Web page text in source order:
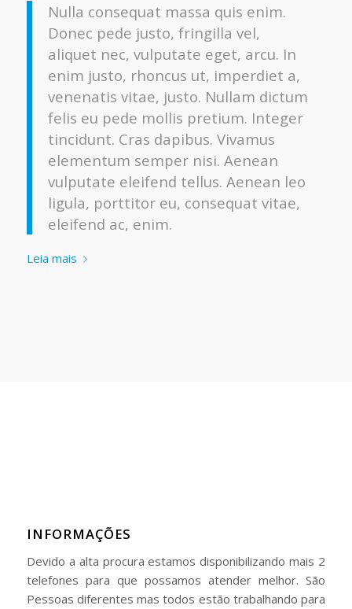
Nulla consequat massa quis enim.
Donec pede justo, fringilla vel,
aliquet nec, vulputate eget, arcu. In
enim justo, rhoncus ut, imperdiet a,
venenatis vitae, justo. Nullam dictum
felis eu pede mollis pretium. Integer
tincidunt. Cras dapibus. Vivamus
elementum semper nisi. Aenean
vulputate eleifend tellus. Aenean leo
ligula, porttitor eu, consequat vitae,
eleifend ac, enim.
Leia mais
INFORMAÇÕES
Devido a alta procura estamos disponibilizando mais 2
telefones para que possamos atender melhor. São
Pessoas diferentes mas todos estão trabalhando para